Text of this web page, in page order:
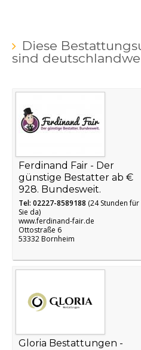
Diese
sind
Ferdinand Fair - Der
günstige Bestatter ab €
928. Bundesweit.
Tel: 02227-8589188 (24 Stunden für
Sie da)
www.ferdinand-fair.de
Ottostraße 6
53332 Bornheim
Gloria Bestattungen -